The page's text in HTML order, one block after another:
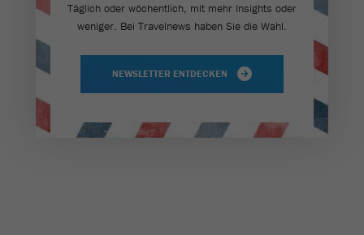
Täglich oder wöchentlich, mit mehr Insights oder
weniger. Bei Travel­news haben Sie die Wahl.
NEWSLETTER ENTDECKEN